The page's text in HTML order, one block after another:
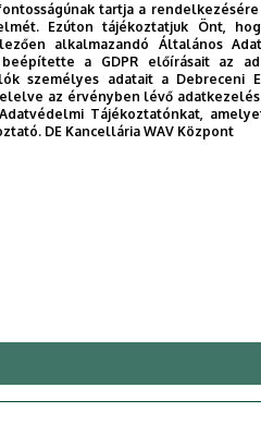
tartja a
Ezúton tájékoztatjuk Önt,
alkalmazandó Általános
a GDPR előírásait az
személyes adatait a Debreceni
az érvényben lévő adatkezelési
Tájékoztatónkat,
DE Kancellária WAV Központ